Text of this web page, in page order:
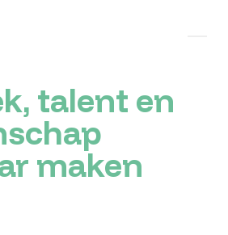
talent en
maken